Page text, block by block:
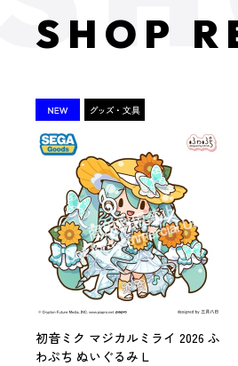
SHOP
初音ミク マジカルミライ 2026 ふ
わぷち ぬいぐるみ L